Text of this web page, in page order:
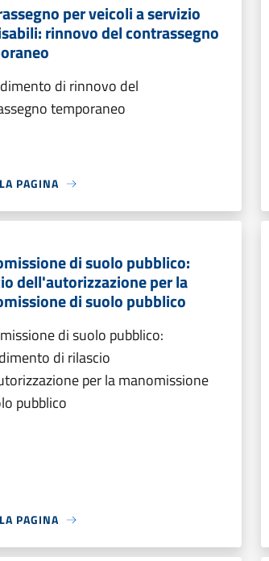
per veicoli a servizio
rinnovo del contrassegno
di rinnovo del
temporaneo
PAGINA
di suolo pubblico:
dell'autorizzazione per la
di suolo pubblico
di suolo pubblico:
di rilascio
per la manomissione
pubblico
PAGINA